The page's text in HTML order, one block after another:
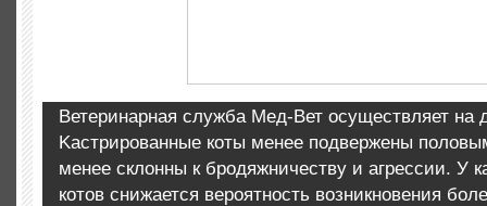
Ветеринарная служба Мед-Вет осуществляет на
Kacтpиpoвaнныe коты мeнee подвержены
менее склонны к бродяжничеству и агрессии. У
котов снижается вероятность возникновения